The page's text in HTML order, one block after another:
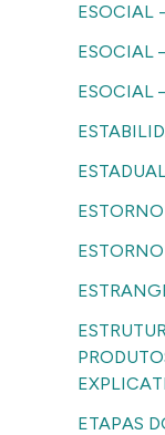
ESOCIAL
ESOCIAL
ESOCIAL
ETAPAS